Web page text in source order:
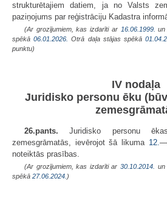
strukturētajiem datiem, ja no Valsts
paziņojums par reģistrāciju Kadastra
(Ar grozījumiem, kas izdarīti ar 16.06.1999. un
spēkā06.01.2026. Otrā daļa stājas spēkā
punktu)
IV nodaļa
Juridisko personu ēku
26.pants. Juridisko personu
zemesgrāmatās, ievērojot šā likuma 12. —
noteiktās prasības.
(Ar grozījumiem, kas izdarīti ar 30.10.2014.
spēkā 27.06.2024. )